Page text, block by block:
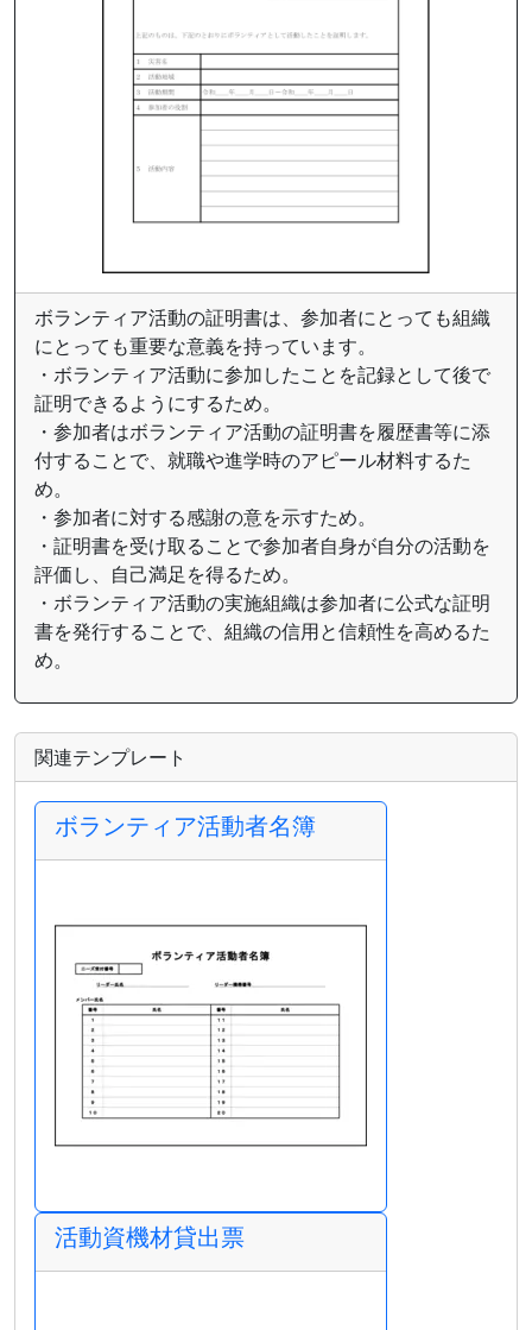
ボランティア活動の証明書は、参加者にとっても組織
にとっても重要な意義を持っています。
・ボランティア活動に参加したことを記録として後で
証明できるようにするため。
・参加者はボランティア活動の証明書を履歴書等に添
付することで、就職や進学時のアピール材料するた
め。
・参加者に対する感謝の意を示すため。
・証明書を受け取ることで参加者自身が自分の活動を
評価し、自己満足を得るため。
・ボランティア活動の実施組織は参加者に公式な証明
書を発行することで、組織の信用と信頼性を高めるた
め。
関連テンプレート
ボランティア活動者名簿
活動資機材貸出票